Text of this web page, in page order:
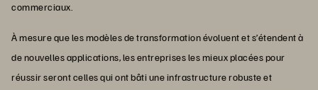
commerciaux.
À mesure que les modèles de transformation évoluent et s’étendent à
de nouvelles applications, les entreprises les mieux placées pour
réussir seront celles qui ont bâti une infrastructure robuste et